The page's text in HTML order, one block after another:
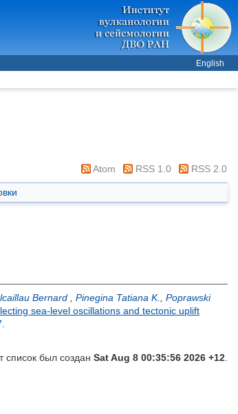
English
Atom RSS 1.0 RSS 2.0
Bernard Pinegina Tatiana K.
Poprawski
sea-level oscillations and tectonic uplift
список был создан Sat Aug 8 00:35:56 2026 +12